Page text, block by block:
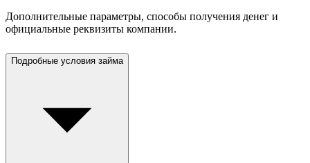
Дополнительные параметры, способы получения денег и
официальные реквизиты компании.
Подробные условия займа